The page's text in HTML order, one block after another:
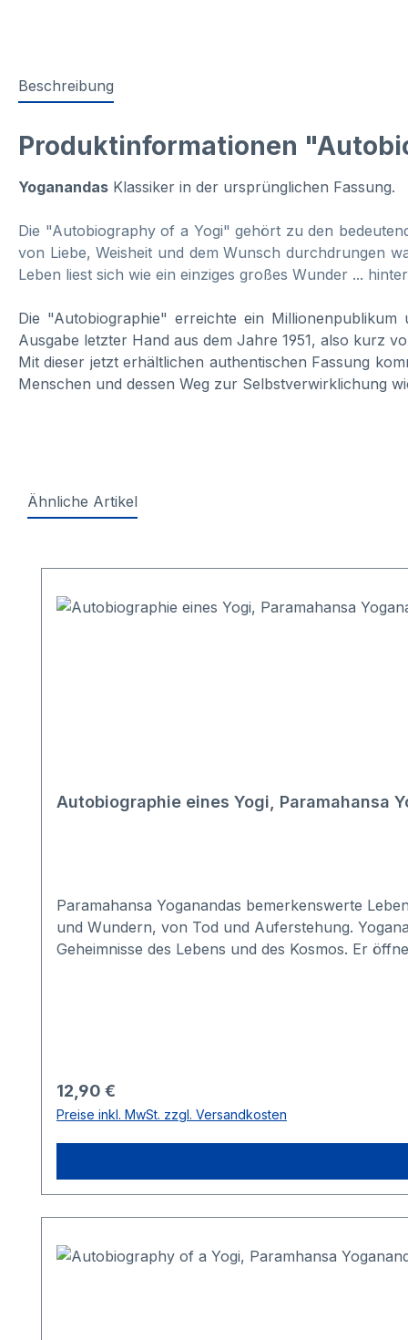
Beschreibung
Produktinformationen
Yoganandas Klassiker in der ursprünglichen Fassung.
Die "Autobiography of a Yogi" gehört zu den
von Liebe, Weisheit und dem Wunsch durchdrungen
Leben liest sich wie ein einziges großes Wunder ...
Die "Autobiographie" erreichte ein
Ausgabe letzter Hand aus dem Jahre 1951, also kurz
Mit dieser jetzt erhältlichen authentischen Fassung
Menschen und dessen Weg zur Selbstverwirklichung
Ähnliche Artikel
Autobiographie eines Yogi, Paramahansa
Paramahansa Yoganandas bemerkenswerte
und Wundern, von Tod und Auferstehung.
Geheimnisse des Lebens und des Kosmos. Er
Regulärer Preis:
12,90 €
Preise inkl. MwSt. zzgl. Versandkosten